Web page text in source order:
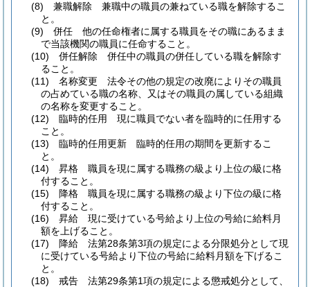
(8)
兼職解除 兼職中の職員の兼ねている職を解除するこ
と。
(9)
併任 他の任命権者に属する職員をその職にあるまま
で当該機関の職員に任命すること。
(10)
併任解除 併任中の職員の併任している職を解除す
ること。
(11)
名称変更 法令その他の規定の改廃によりその職員
の占めている職の名称、又はその職員の属している組織
の名称を変更すること。
(12)
臨時的任用 現に職員でない者を臨時的に任用する
こと。
(13)
臨時的任用更新 臨時的任用の期間を更新するこ
と。
(14)
昇格 職員を現に属する職務の級より上位の級に格
付すること。
(15)
降格 職員を現に属する職務の級より下位の級に格
付すること。
(16)
昇給 現に受けている号給より上位の号給に給料月
額を上げること。
(17)
降給 法第28条第3項の規定による分限処分として現
に受けている号給より下位の号給に給料月額を下げるこ
と。
(18)
戒告 法第29条第1項の規定による懲戒処分として、